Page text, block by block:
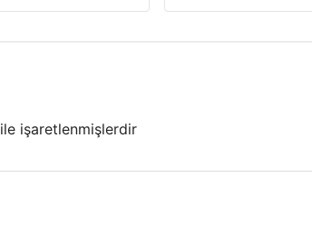
ile işaretlenmişlerdir